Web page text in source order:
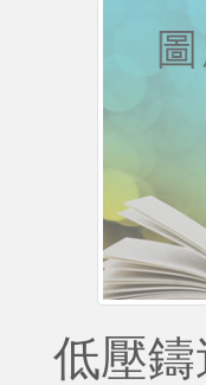
低壓